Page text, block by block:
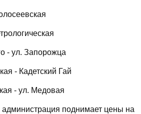
- ул. Запорожца
- Кадетский Гай
- ул. Медовая
поднимает цены на